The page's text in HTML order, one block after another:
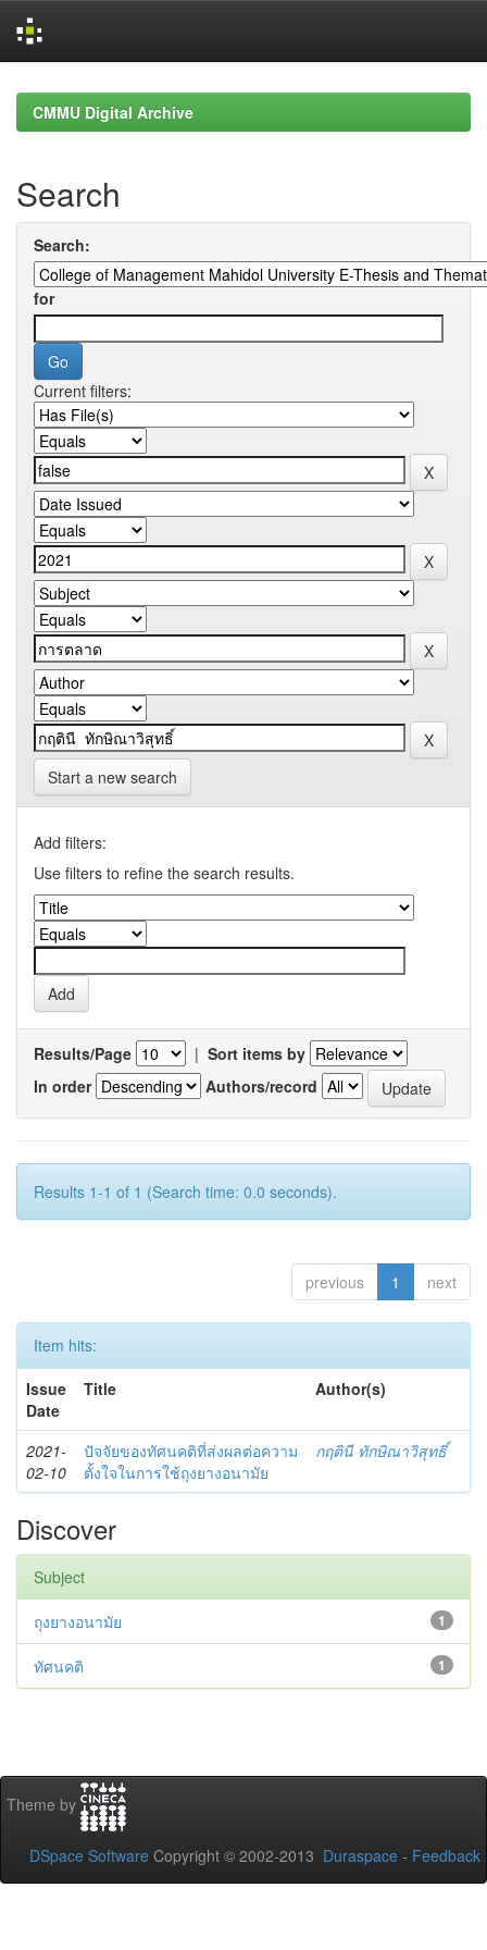
navigationCMMU Digital Archive
Search
Search:
for
Current filters:
Start a new search
Add filters:
Use filters to refine the search results.
Results/Page | Sort items by
In order
Authors/record
Results 1-1 of 1 (Search time: 0.0 seconds).
previous 1 next
Item hits:
Issue
Date
Title Author(s)
2021-
02-10
ปัจจัยของทัศนคติที่ส่งผลต่อความ
ตั้งใจในการใช้ถุงยางอนามัย
กฤตินี ทักษิณาวิสุทธิ์
Discover
Subject
1
ถุงยางอนามัย
1
ทัศนคติ
Theme by
DSpace Software Copyright © 2002-2013 Duraspace - Feedback